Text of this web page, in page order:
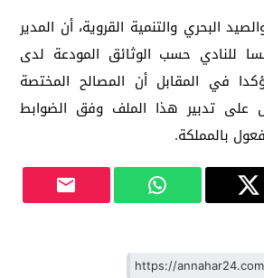
البحري والتنمية القروية، أن المدير
للنادي حسب الوثائق المودعة لدى
في المقابل أن المصالح المختصة
على تدبير هذا الملف وفق الضوابط
بالمملكة.